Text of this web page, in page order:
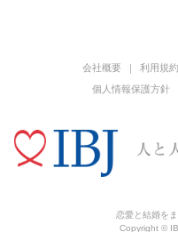
会社概要 利用規約
個人情報保護方針
恋愛と結婚を
Copyright ©